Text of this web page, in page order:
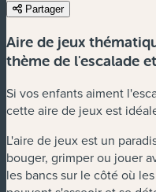
Partager
Aire de jeux
thème de l'escalade
Si vos enfants aiment
cette aire de jeux est
L'aire de jeux est un
bouger, grimper ou jouer
les bancs sur le côté où